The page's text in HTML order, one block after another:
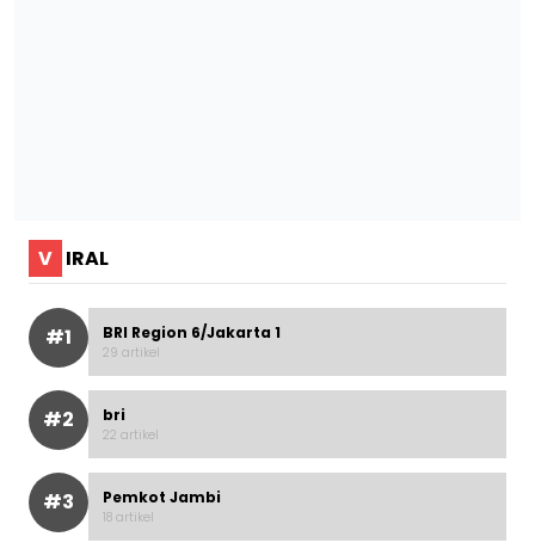
V IRAL
#1 BRI Region 6/Jakarta 1
29 artikel
#2 bri
22 artikel
#3 Pemkot Jambi
18 artikel